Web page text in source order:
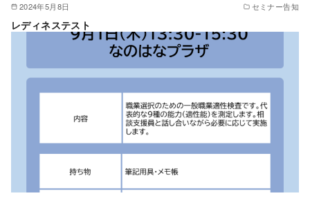
2024年5月8日 セミナー告知
レディネステスト